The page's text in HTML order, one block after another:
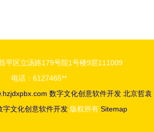
业发展
平区立汤路179号院1号楼9层111009
电话：6127465**
数字文化创意软件开发 北京哲袁
字文化创意软件开发 版权所有 Sitemap